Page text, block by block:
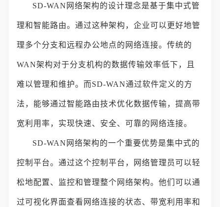
SD-WAN网络架构的设计理念是基于集中式管
理和智能路由。通过这种架构，企业可以更好地管
理多个分支和远程办公地点的网络连接。传统的
WAN架构对于分支机构的数据传输效率低下，且
难以管理和维护。而SD-WAN通过软件定义的方
法，能够通过智能路由技术优化数据传输，提高带
宽利用率，实现快速、安全、可靠的网络连接。
SD-WAN网络架构的一个重要优势是集中式的
控制平台。通过这个控制平台，网络管理员可以轻
松地配置、监控和管理整个网络架构。他们可以通
过可视化界面查看网络连接的状态、带宽利用率和